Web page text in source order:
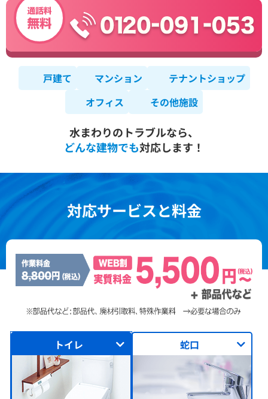
戸建て マンション
テナントショップ
オフィス
その他施設
水まわりのトラブルなら、
どんな建物でも対応します！
対応サービスと料金
トイレ 蛇口